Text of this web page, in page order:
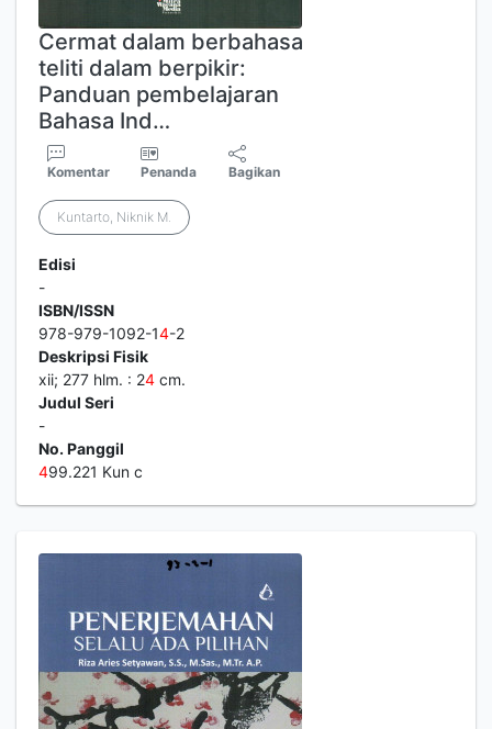
Cermat dalam berbahasa
teliti dalam berpikir:
Panduan pembelajaran
Bahasa Ind…
Komentar Penanda Bagikan
Kuntarto, Niknik M.
Edisi
-
ISBN/ISSN
978-979-1092-14-2
Deskripsi Fisik
xii; 277 hlm. : 24 cm.
Judul Seri
-
No. Panggil
499.221 Kun c